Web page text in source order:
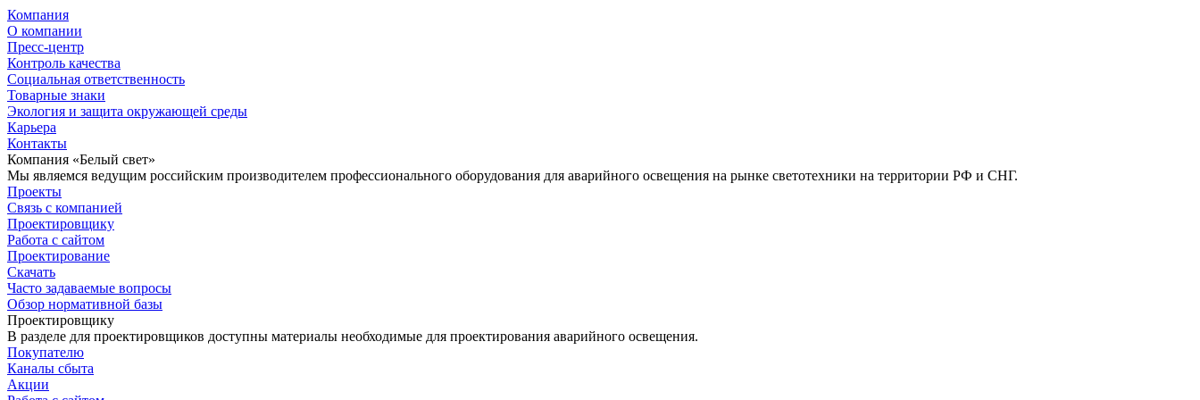
Компания
О компании
Пресс-центр
Контроль качества
Социальная ответственность
Товарные знаки
Экология и защита окружающей среды
Карьера
Контакты
Компания «Белый свет»
Мы являемся ведущим российским производителем профессионального оборудования для аварийного освещения на рынке светотехники на территории РФ и СНГ.
Проекты
Связь с компанией
Проектировщику
Работа с сайтом
Проектирование
Скачать
Часто задаваемые вопросы
Обзор нормативной базы
Проектировщику
В разделе для проектировщиков доступны материалы необходимые для проектирования аварийного освещения.
Покупателю
Каналы сбыта
Акции